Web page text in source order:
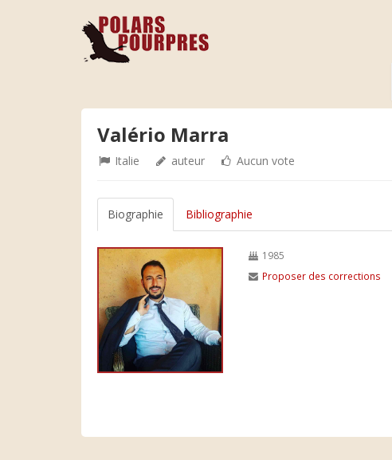
Valério Marra
Italie auteur Aucun vote
Biographie Bibliographie
1985
Proposer des corrections